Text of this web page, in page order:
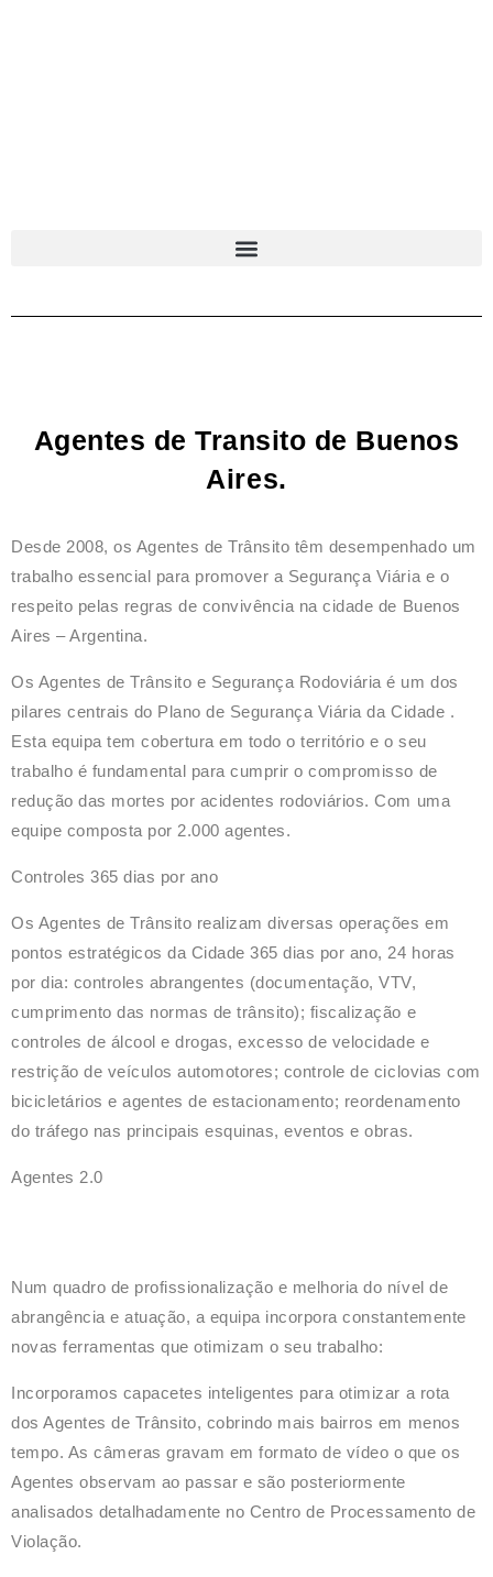
Agentes de Transito de Buenos
Aires.
Desde 2008, os Agentes de Trânsito têm desempenhado um
trabalho essencial para promover a Segurança Viária e o
respeito pelas regras de convivência na cidade de Buenos
Aires – Argentina.
Os Agentes de Trânsito e Segurança Rodoviária é um dos
pilares centrais do Plano de Segurança Viária da Cidade .
Esta equipa tem cobertura em todo o território e o seu
trabalho é fundamental para cumprir o compromisso de
redução das mortes por acidentes rodoviários. Com uma
equipe composta por 2.000 agentes.
Controles 365 dias por ano
Os Agentes de Trânsito realizam diversas operações em
pontos estratégicos da Cidade 365 dias por ano, 24 horas
por dia: controles abrangentes (documentação, VTV,
cumprimento das normas de trânsito); fiscalização e
controles de álcool e drogas, excesso de velocidade e
restrição de veículos automotores; controle de ciclovias com
bicicletários e agentes de estacionamento; reordenamento
do tráfego nas principais esquinas, eventos e obras.
Agentes 2.0
Num quadro de profissionalização e melhoria do nível de
abrangência e atuação, a equipa incorpora constantemente
novas ferramentas que otimizam o seu trabalho:
Incorporamos capacetes inteligentes para otimizar a rota
dos Agentes de Trânsito, cobrindo mais bairros em menos
tempo. As câmeras gravam em formato de vídeo o que os
Agentes observam ao passar e são posteriormente
analisados ​​detalhadamente no Centro de Processamento de
Violação.